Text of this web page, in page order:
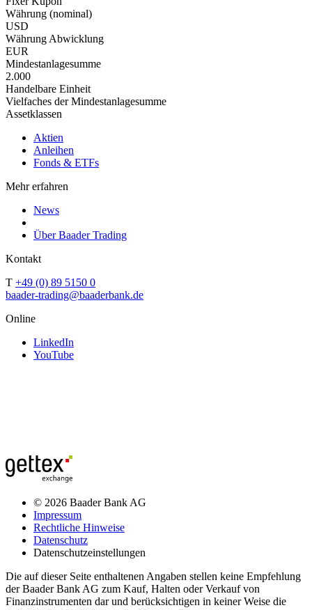
Währung (nominal)
USD
Währung Abwicklung
EUR
Mindestanlagesumme
2.000
Handelbare Einheit
Vielfaches der Mindestanlagesumme
Assetklassen
Aktien
Anleihen
Fonds & ETFs
Mehr erfahren
News
Über Baader Trading
Kontakt
T +49 (0) 89 5150 0
baader-trading@baaderbank.de
Online
LinkedIn
YouTube
© 2026 Baader Bank AG
Impressum
Rechtliche Hinweise
Datenschutz
Datenschutzeinstellungen
Die auf dieser Seite enthaltenen Angaben stellen keine Empfehlung
der Baader Bank AG zum Kauf, Halten oder Verkauf von
Finanzinstrumenten dar und berücksichtigen in keiner Weise die